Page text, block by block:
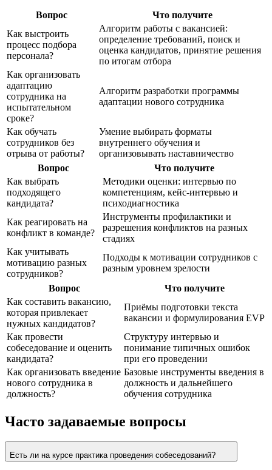
Вопрос
Что получите
Как выстроить
процесс подбора
персонала?
Алгоритм работы с вакансией:
определение требований, поиск и
оценка кандидатов, принятие решения
по итогам отбора
Как организовать
адаптацию
сотрудника на
испытательном
сроке?
Алгоритм разработки программы
адаптации нового сотрудника
Как обучать
сотрудников без
отрыва от работы?
Умение выбирать форматы
внутреннего обучения и
организовывать наставничество
Вопрос
Что получите
Как выбрать
подходящего
кандидата?
Методики оценки: интервью по
компетенциям, кейс-интервью и
психодиагностика
Как реагировать на
конфликт в команде?
Инструменты профилактики и
разрешения конфликтов на разных
стадиях
Как учитывать
мотивацию разных
сотрудников?
Подходы к мотивации сотрудников с
разным уровнем зрелости
Вопрос
Что получите
Как составить вакансию,
которая привлекает
нужных кандидатов?
Приёмы подготовки текста
вакансии и формулирования EVP
Как провести
собеседование и оценить
кандидата?
Структуру интервью и
понимание типичных ошибок
при его проведении
Как организовать введение
нового сотрудника в
должность?
Базовые инструменты введения в
должность и дальнейшего
обучения сотрудника
Часто задаваемые вопросы
Есть ли на курсе практика проведения собеседований?